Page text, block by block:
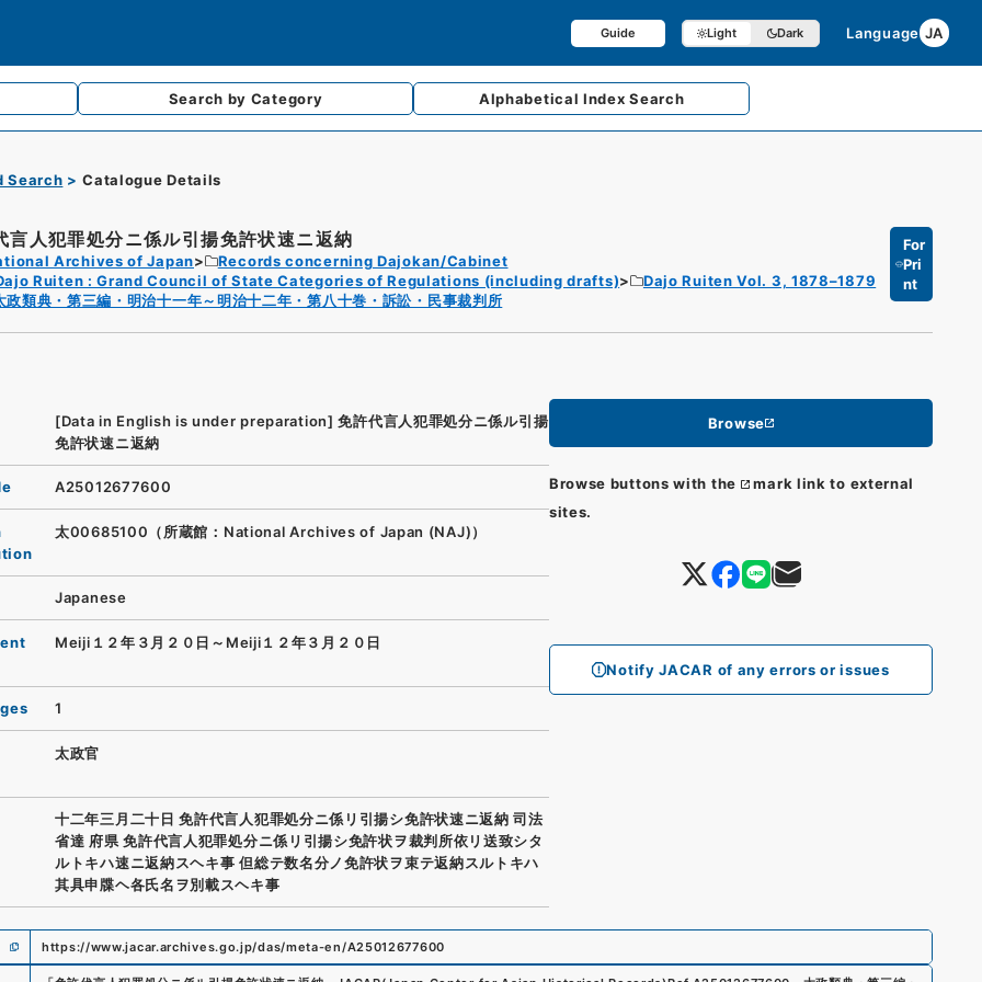
Guide Light Dark Language JA
Search by Category AlphabeticalIndex Search
Search Catalogue Details
言人犯罪処分ニ係ル引揚免許状速ニ返納
Archives of Japan
Records concerning Dajokan/Cabinet
Ruiten : Grand Council of State Categories of Regulations (including drafts)
Dajo Ruiten Vol. 3, 1878–1879
政類典・第三編・明治十一年～明治十二年・第八十巻・訴訟・民事裁判所
For
Pri
nt
Browse
Browse buttons with the
mark link to external
sites.
Notify JACAR of any errors or issues
[Data in English is under preparation] 免許代言人犯罪処分ニ係ル引揚
免許状速ニ返納
A25012677600
太00685100（所蔵館：National Archives of Japan (NAJ)）
Japanese
Meiji１２年３月２０日～Meiji１２年３月２０日
1
太政官
十二年三月二十日 免許代言人犯罪処分ニ係リ引揚シ免許状速ニ返納 司法
省達 府県 免許代言人犯罪処分ニ係リ引揚シ免許状ヲ裁判所依リ送致シタ
ルトキハ速ニ返納スヘキ事 但総テ数名分ノ免許状ヲ束テ返納スルトキハ
其具申牒ヘ各氏名ヲ別載スヘキ事
https://www.jacar.archives.go.jp/das/meta-en/A25012677600